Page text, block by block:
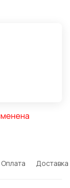
Оплата Доставка